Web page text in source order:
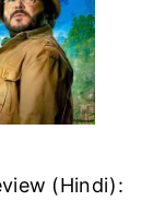
(Hindi):